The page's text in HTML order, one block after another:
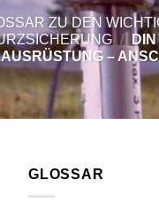
ZU DEN
/
–
GLOSSAR